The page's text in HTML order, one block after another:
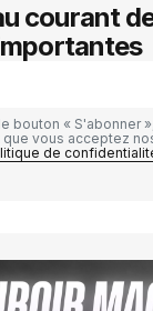
e-mail ne sera
sont
*
courant
bouton « S'abonner
que vous acceptez
de